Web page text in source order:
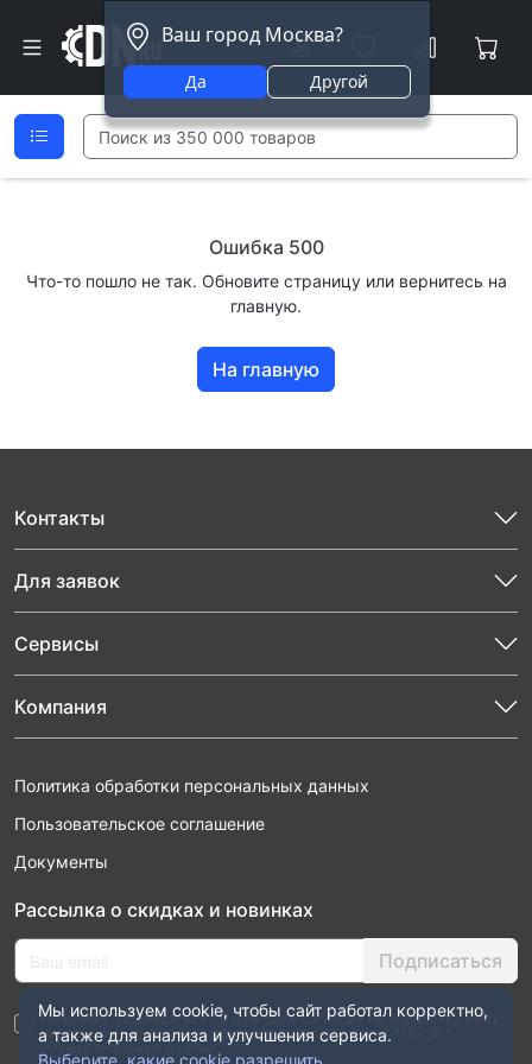
Ваш город Москва?
Да Другой
Ошибка 500
Что-то пошло не так. Обновите страницу или вернитесь на
главную.
На главную
Контакты
Для заявок
Сервисы
Компания
Политика обработки персональных данных
Пользовательское соглашение
Документы
Рассылка о скидках и новинках
Подписаться
Нажимая “Подписаться”, я даю свое согласие на обработку моих
персональных данных в соответствии с законом №152-ФЗ
“О персональных данных”
Мы используем cookie, чтобы сайт работал корректно,
а также для анализа и улучшения сервиса.
Выберите, какие cookie разрешить